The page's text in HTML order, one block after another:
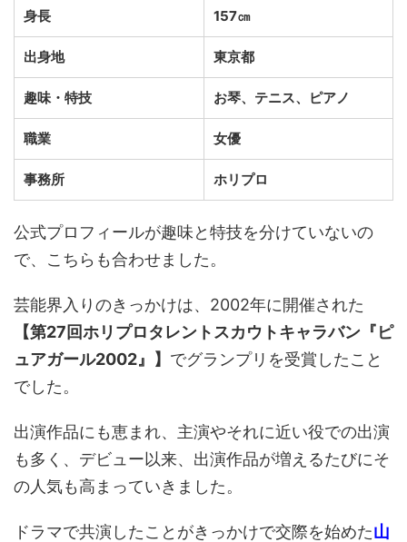
身長 157㎝
出身地 東京都
趣味・特技 お琴、テニス、ピアノ
職業 女優
事務所 ホリプロ
公式プロフィールが趣味と特技を分けていないの
で、こちらも合わせました。
芸能界入りのきっかけは、2002年に開催された
【第27回ホリプロタレントスカウトキャラバン『ピ
ュアガール2002』】 でグランプリを受賞したこと
でした。
出演作品にも恵まれ、主演やそれに近い役での出演
も多く、デビュー以来、出演作品が増えるたびにそ
の人気も高まっていきました。
ドラマで共演したことがきっかけで交際を始めた山